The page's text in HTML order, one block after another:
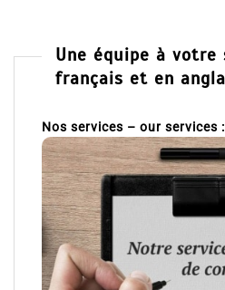
Une équipe à votre
français et en
Nos services – our services :